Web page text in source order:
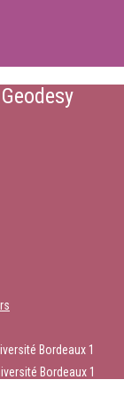
Bordeaux 1
Bordeaux 1